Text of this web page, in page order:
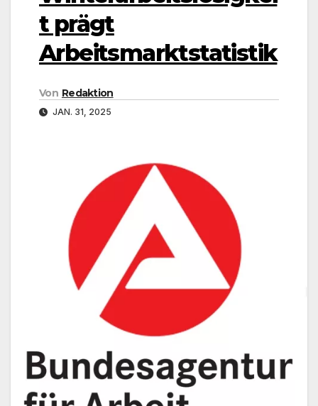
t prägt
Arbeitsmarktstatistik
Von Redaktion
JAN. 31, 2025